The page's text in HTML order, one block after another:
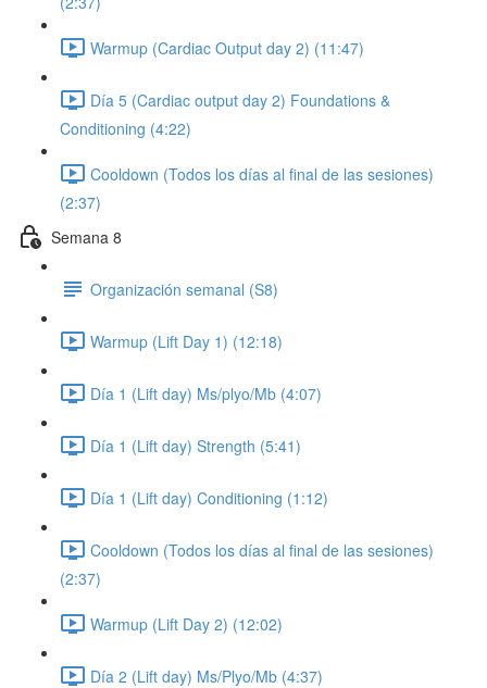
Warmup (Cardiac Output day 2) (11:47)
Día 5 (Cardiac output day 2) Foundations &
Conditioning (4:22)
Cooldown (Todos los días al final de las sesiones)
(2:37)
Semana 8
Organización semanal (S8)
Warmup (Lift Day 1) (12:18)
Día 1 (Lift day) Ms/plyo/Mb (4:07)
Día 1 (Lift day) Strength (5:41)
Día 1 (Lift day) Conditioning (1:12)
Cooldown (Todos los días al final de las sesiones)
(2:37)
Warmup (Lift Day 2) (12:02)
Día 2 (Lift day) Ms/Plyo/Mb (4:37)